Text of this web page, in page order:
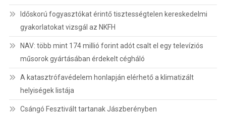
Időskorú fogyasztókat érintő tisztességtelen kereskedelmi
gyakorlatokat vizsgál az NKFH
NAV: több mint 174 millió forint adót csalt el egy televíziós
műsorok gyártásában érdekelt cégháló
A katasztrófavédelem honlapján elérhető a klimatizált
helyiségek listája
Csángó Fesztivált tartanak Jászberényben